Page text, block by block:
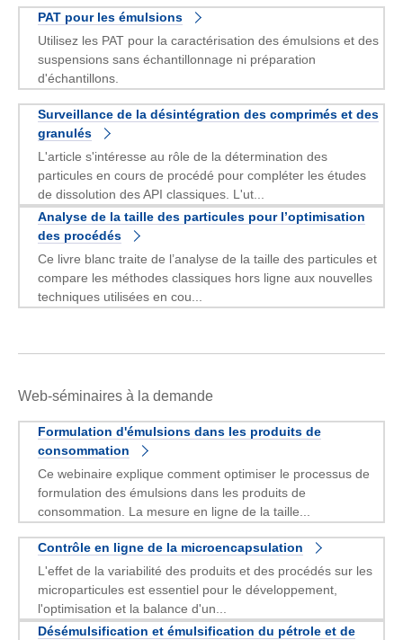
PAT pour les émulsions
Utilisez les PAT pour la caractérisation des émulsions et des
suspensions sans échantillonnage ni préparation
d'échantillons.
Surveillance de la désintégration des comprimés et des
granulés
L'article s'intéresse au rôle de la détermination des
particules en cours de procédé pour compléter les études
de dissolution des API classiques. L'ut...
Analyse de la taille des particules pour l’optimisation
des procédés
Ce livre blanc traite de l’analyse de la taille des particules et
compare les méthodes classiques hors ligne aux nouvelles
techniques utilisées en cou...
Web-séminaires à la demande
Formulation d'émulsions dans les produits de
consommation
Ce webinaire explique comment optimiser le processus de
formulation des émulsions dans les produits de
consommation. La mesure en ligne de la taille...
Contrôle en ligne de la microencapsulation
L'effet de la variabilité des produits et des procédés sur les
microparticules est essentiel pour le développement,
l'optimisation et la balance d'un...
Désémulsification et émulsification du pétrole et de